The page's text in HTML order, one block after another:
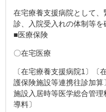
在宅療養支援病院として
診、入院受入れの体制等を
■医療保険
〇在宅医療
〔在宅療養支援病院1〕〔
護保険施設等連携往診加
施設入居時等医学総合管
導料〕